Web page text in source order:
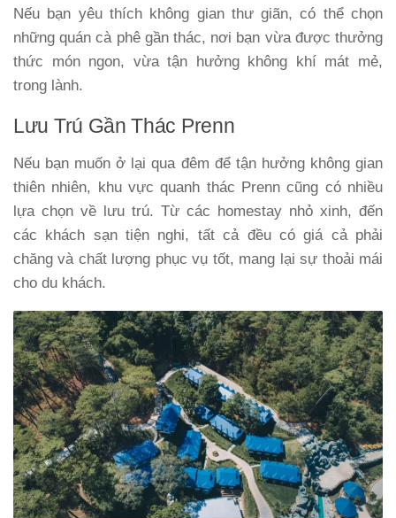
Nếu bạn yêu thích không gian thư giãn, có thể chọn
những quán cà phê gần thác, nơi bạn vừa được thưởng
thức món ngon, vừa tận hưởng không khí mát mẻ,
trong lành.
Lưu Trú Gần Thác Prenn
Nếu bạn muốn ở lại qua đêm để tận hưởng không gian
thiên nhiên, khu vực quanh thác Prenn cũng có nhiều
lựa chọn về lưu trú. Từ các homestay nhỏ xinh, đến
các khách sạn tiện nghi, tất cả đều có giá cả phải
chăng và chất lượng phục vụ tốt, mang lại sự thoải mái
cho du khách.